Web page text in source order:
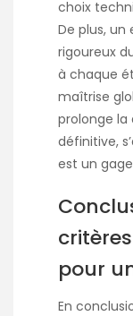
choix
De plus, un
rigoureux
à chaque
maîtrise
prolonge la
définitive,
est un
pour
En